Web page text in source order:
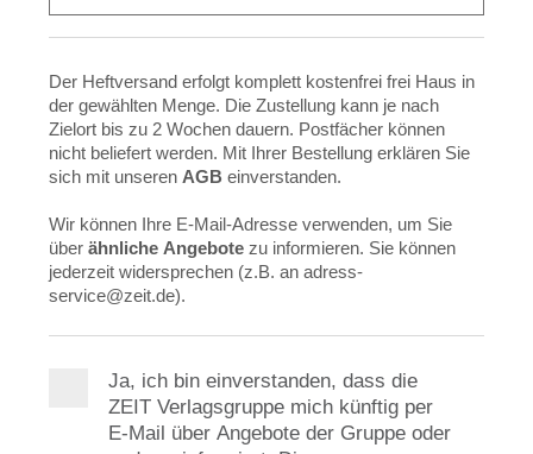
Der Heftversand erfolgt komplett kostenfrei frei Haus in
der gewählten Menge. Die Zustellung kann je nach
Zielort bis zu 2 Wochen dauern. Postfächer können
nicht beliefert werden. Mit Ihrer Bestellung erklären Sie
sich mit unseren AGB einverstanden.
Wir können Ihre E-Mail-Adresse verwenden, um Sie
über ähnliche Angebote zu informieren. Sie können
jederzeit widersprechen (z.B. an adress-
service@zeit.de).
Ja, ich bin einverstanden, dass die
ZEIT Verlagsgruppe mich künftig per
E‑Mail über Angebote der Gruppe oder